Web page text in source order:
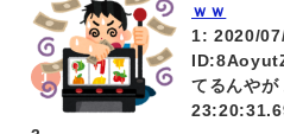
ｗｗ
1: 2020/
てるんや